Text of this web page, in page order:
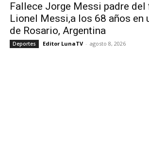
Fallece Jorge Messi padre
Lionel Messi,a los 68 años en
de Rosario, Argentina
Deportes Editor LunaTV - agosto 8, 2026